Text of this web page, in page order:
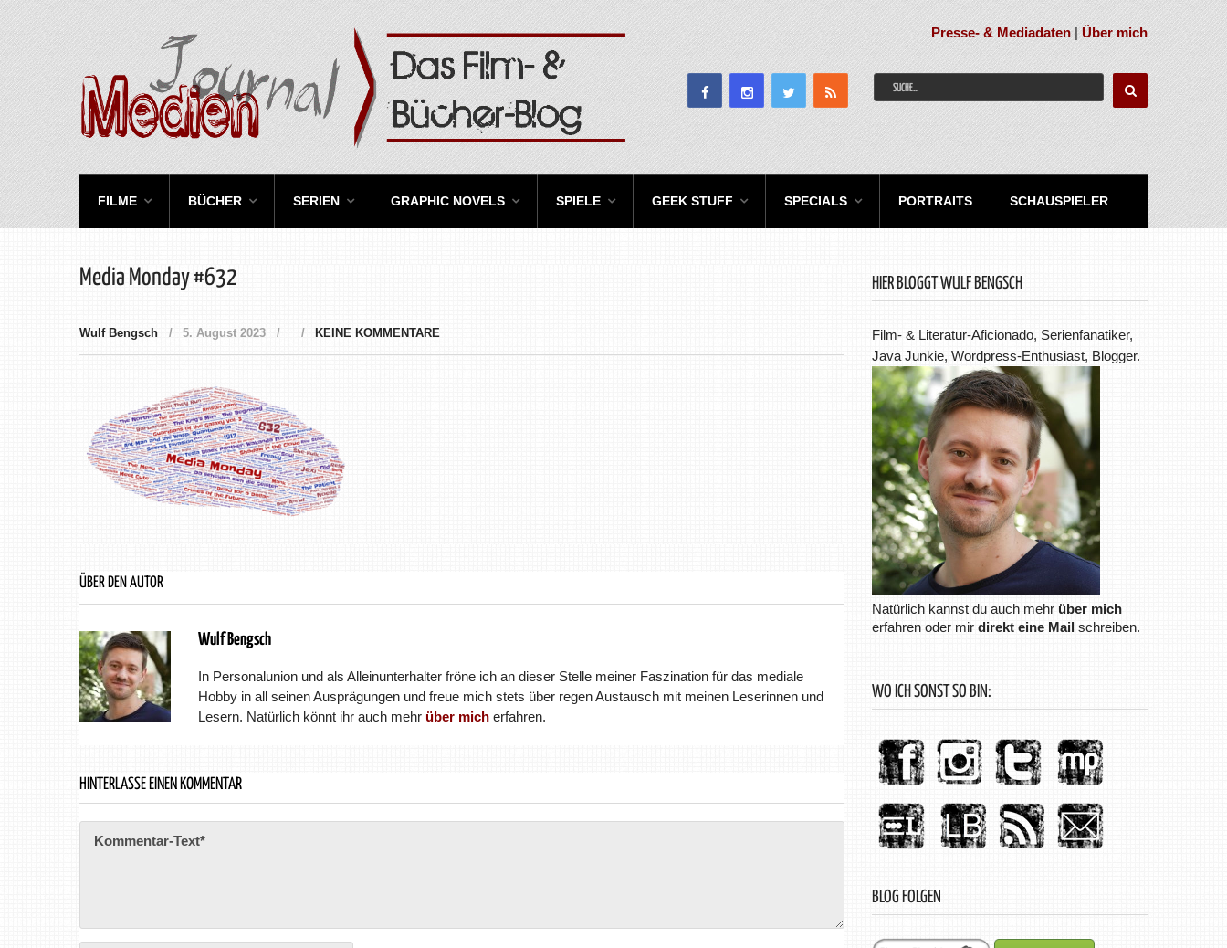
Presse- & Mediadaten |Über mich
FILME BÜCHER SERIEN GRAPHIC NOVELS SPIELE GEEK STUFF SPECIALS PORTRAITS SCHAUSPIELER
Media Monday #632
Wulf Bengsch 5. August 2023 KEINE KOMMENTARE
ÜBER DEN AUTOR
Wulf Bengsch
In Personalunion und als Alleinunterhalter fröne ich an dieser Stelle meiner Faszination für das mediale
Hobby in all seinen Ausprägungen und freue mich stets über regen Austausch mit meinen Leserinnen und
Lesern. Natürlich könnt ihr auch mehr über mich erfahren.
HINTERLASSE EINEN KOMMENTAR
HIER BLOGGT WULF BENGSCH
Film- & Literatur-Aficionado, Serienfanatiker,
Java Junkie, Wordpress-Enthusiast, Blogger.
Natürlich kannst du auch mehr über mich
erfahren oder mirdirekt eine Mail schreiben.
WO ICH SONST SO BIN:
BLOG FOLGEN